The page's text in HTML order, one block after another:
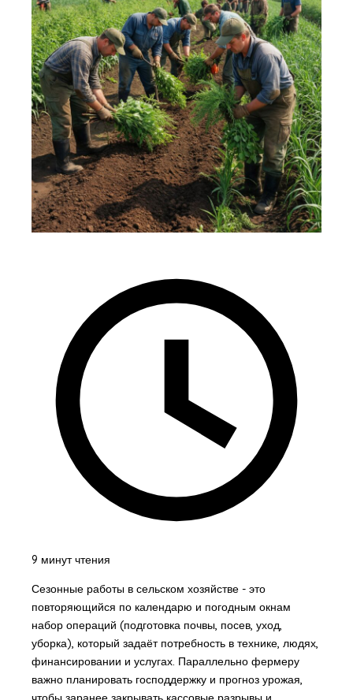
9 минут чтения
Сезонные работы в сельском хозяйстве - это
повторяющийся по календарю и погодным окнам
набор операций (подготовка почвы, посев, уход,
уборка), который задаёт потребность в технике, людях,
финансировании и услугах. Параллельно фермеру
важно планировать господдержку и прогноз урожая,